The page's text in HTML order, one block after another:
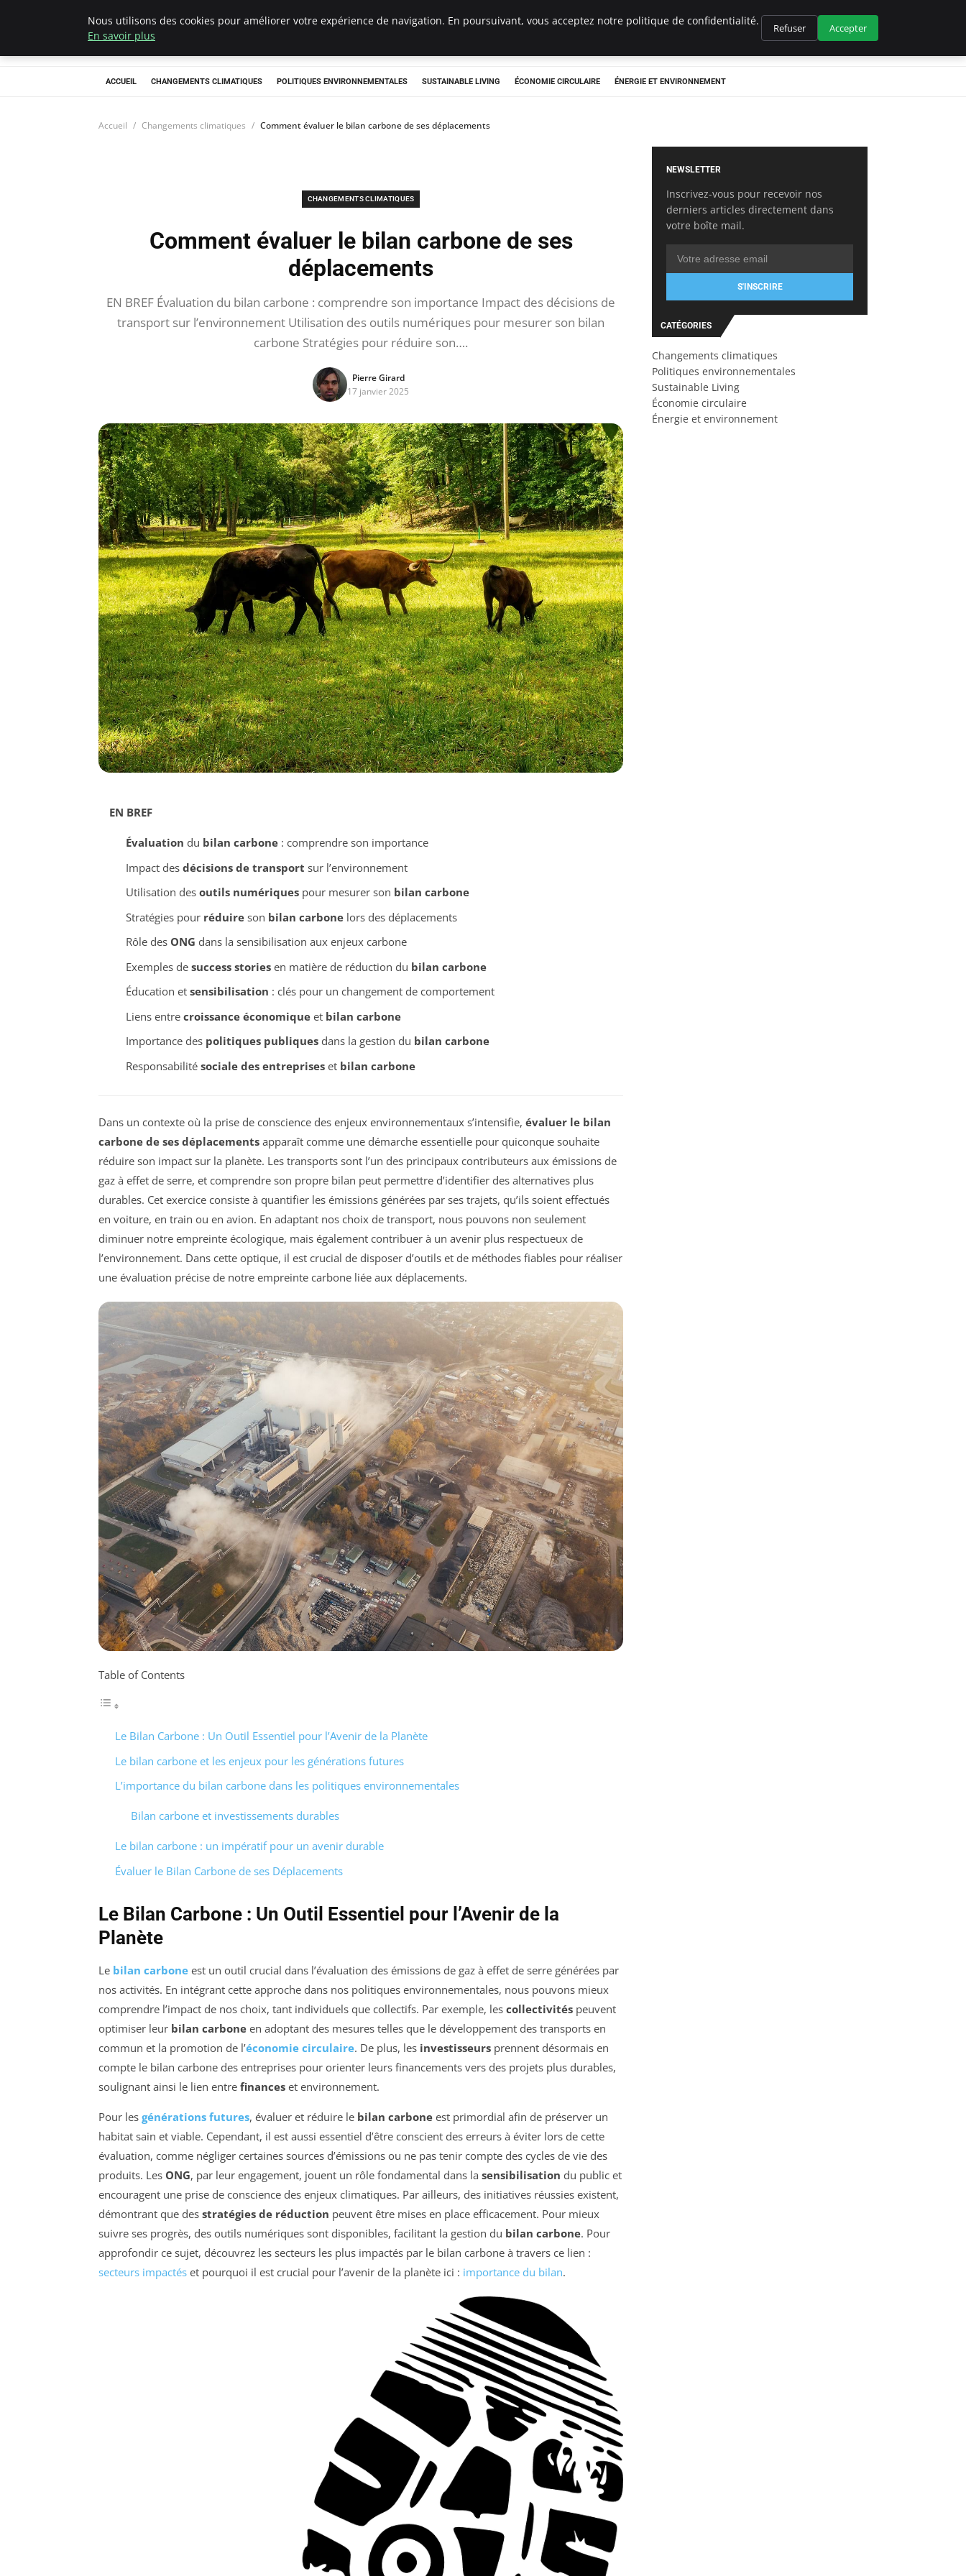
Climategatecountryclub.com
ACCUEIL CHANGEMENTS CLIMATIQUES POLITIQUES ENVIRONNEMENTALES SUSTAINABLE LIVING ÉCONOMIE CIRCULAIRE ÉNERGIE ET ENVIRONNEMENT
Accueil Changements climatiques Comment évaluer le bilan carbone de ses déplacements
CHANGEMENTS CLIMATIQUES
Comment évaluer le bilan carbone de ses
déplacements
EN BREF Évaluation du bilan carbone : comprendre son importance Impact des décisions de
transport sur l’environnement Utilisation des outils numériques pour mesurer son bilan
carbone Stratégies pour réduire son….
Pierre Girard
17 janvier 2025
EN BREF
Évaluation du bilan carbone: comprendre son importance
Impact des décisions de transport sur l’environnement
Utilisation des outils numériquespour mesurer son bilan carbone
Stratégies pour réduireson bilan carbonelors des déplacements
Rôle des ONG dans la sensibilisation aux enjeux carbone
Exemples de success storiesen matière de réduction du bilan carbone
Éducation et sensibilisation : clés pour un changement de comportement
Liens entre croissance économiqueet bilan carbone
Importance des politiques publiquesdans la gestion du bilan carbone
Responsabilité sociale des entrepriseset bilan carbone
Dans un contexte où la prise de conscience des enjeux environnementaux s’intensifie, évaluer le bilan
carbone de ses déplacements apparaît comme une démarche essentielle pour quiconque souhaite
réduire son impact sur la planète. Les transports sont l’un des principaux contributeurs aux émissions de
gaz à effet de serre, et comprendre son propre bilan peut permettre d’identifier des alternatives plus
durables. Cet exercice consiste à quantifier les émissions générées par ses trajets, qu’ils soient effectués
en voiture, en train ou en avion. En adaptant nos choix de transport, nous pouvons non seulement
diminuer notre empreinte écologique, mais également contribuer à un avenir plus respectueux de
l’environnement. Dans cette optique, il est crucial de disposer d’outils et de méthodes fiables pour réaliser
une évaluation précise de notre empreinte carbone liée aux déplacements.
Table of Contents
Le Bilan Carbone : Un Outil Essentiel pour l’Avenir de la Planète
Le bilan carbone et les enjeux pour les générations futures
L’importance du bilan carbone dans les politiques environnementales
Bilan carbone et investissements durables
Le bilan carbone : un impératif pour un avenir durable
Évaluer le Bilan Carbone de ses Déplacements
Le Bilan Carbone : Un Outil Essentiel pour l’Avenir de la
Planète
Le bilan carbone est un outil crucial dans l’évaluation des émissions de gaz à effet de serre générées par
nos activités. En intégrant cette approche dans nos politiques environnementales, nous pouvons mieux
comprendre l’impact de nos choix, tant individuels que collectifs. Par exemple, les collectivités peuvent
optimiser leur bilan carbone en adoptant des mesures telles que le développement des transports en
commun et la promotion de l’économie circulaire. De plus, les investisseurs prennent désormais en
compte le bilan carbone des entreprises pour orienter leurs financements vers des projets plus durables,
soulignant ainsi le lien entre finances et environnement.
Pour les générations futures, évaluer et réduire le bilan carbone est primordial afin de préserver un
habitat sain et viable. Cependant, il est aussi essentiel d’être conscient des erreurs à éviter lors de cette
évaluation, comme négliger certaines sources d’émissions ou ne pas tenir compte des cycles de vie des
produits. Les ONG, par leur engagement, jouent un rôle fondamental dans la sensibilisation du public et
encouragent une prise de conscience des enjeux climatiques. Par ailleurs, des initiatives réussies existent,
démontrant que des stratégies de réduction peuvent être mises en place efficacement. Pour mieux
suivre ses progrès, des outils numériques sont disponibles, facilitant la gestion du bilan carbone. Pour
approfondir ce sujet, découvrez les secteurs les plus impactés par le bilan carbone à travers ce lien :
secteurs impactés et pourquoi il est crucial pour l’avenir de la planète ici : importance du bilan.
NEWSLETTER
Inscrivez-vous pour recevoir nos
derniers articles directement dans
votre boîte mail.
S'INSCRIRE
CATÉGORIES
Changements climatiques
Politiques environnementales
Sustainable Living
Économie circulaire
Énergie et environnement
Nous utilisons des cookies pour améliorer votre expérience de navigation. En poursuivant, vous acceptez notre politique de confidentialité.
En savoir plus
Refuser Accepter